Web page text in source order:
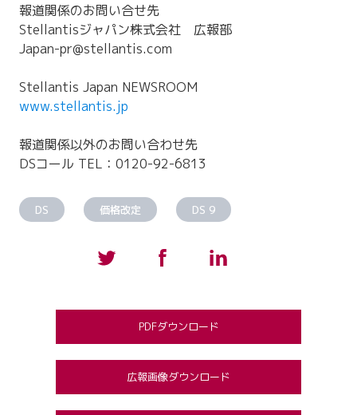
報道関係のお問い合せ先
Stellantisジャパン株式会社 広報部
Japan-pr@stellantis.com
Stellantis Japan NEWSROOM
www.stellantis.jp
報道関係以外のお問い合わせ先
DSコール TEL：0120-92-6813
DS 価格改定 DS 9
PDFダウンロード
広報画像ダウンロード